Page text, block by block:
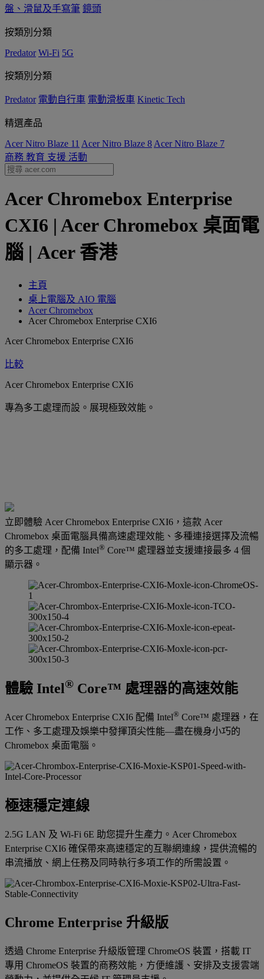
盤、滑鼠及手寫筆 鏡頭
按類別分類
Predator Wi-Fi 5G
按類別分類
Predator 電動自行車 電動滑板車 Kinetic Tech
精選產品
Acer Nitro Blaze 11 Acer Nitro Blaze 8 Acer Nitro Blaze 7
商務 教育 支援 活動
Acer Chromebox Enterprise
CXI6 | Acer Chromebox 桌面電
腦 | Acer 香港
主頁
桌上電腦及 AIO 電腦
Acer Chromebox
Acer Chromebox Enterprise CXI6
Acer Chromebox Enterprise CXI6
比較
Acer Chromebox Enterprise CXI6
專為多工處理而設。展現極致效能。
立即體驗 Acer Chromebox Enterprise CXI6，這款 Acer
Chromebox 桌面電腦具備高速處理效能、多種連接選擇及流暢
的多工處理，配備 Intel® Core™ 處理器並支援連接最多 4 個
顯示器。
體驗 Intel® Core™ 處理器的高速效能
Acer Chromebox Enterprise CXI6 配備 Intel® Core™ 處理器，在
工作、多工處理及娛樂中發揮頂尖性能—盡在機身小巧的
Chromebox 桌面電腦。
極速穩定連線
2.5G LAN 及 Wi-Fi 6E 助您提升生產力。Acer Chromebox
Enterprise CXI6 確保帶來高速穩定的互聯網連線，提供流暢的
串流播放、網上任務及同時執行多項工作的所需設置。
Chrome Enterprise 升級版
透過 Chrome Enterprise 升級版管理 ChromeOS 裝置，搭載 IT
專用 ChromeOS 裝置的商務效能，方便維護、安排及支援雲端